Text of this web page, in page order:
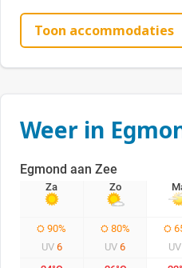
Toon accommodaties
Weer in